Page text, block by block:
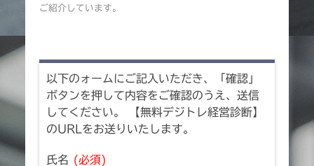
ご紹介しています。
以下のォームにご記入いただき、「確認」
ボタンを押して内容をご確認のうえ、送信
してください。 【無料デジトレ経営診断】
のURLをお送りいたします。
氏名 (必須)